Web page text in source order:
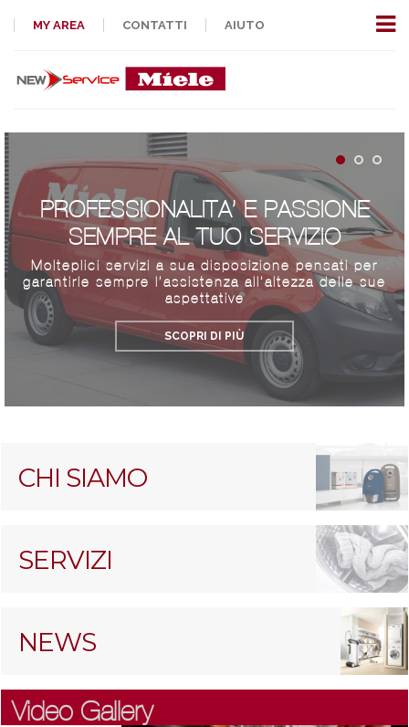
MY AREA CONTATTI AIUTO
PROFESSIONALITA’ E PASSIONE
SEMPRE AL TUO SERVIZIO
Molteplici servizi a sua disposizione pensati per
garantirle sempre l’assistenza all’altezza delle sue
aspettative
SCOPRI DI PIÙ
CHI SIAMO
SERVIZI
NEWS
Video Gallery